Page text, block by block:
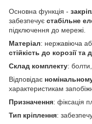
Основна функція -
забезпечує стабільне
підключення до мережі.
Матеріал: нержавіюча
стійкість до корозії та
Склад комплекту:
Відповідає
характеристикам
Призначення: фіксація
Тип кріплення: